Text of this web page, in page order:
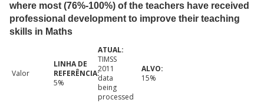
where most (76%-100%) of the teachers have received
professional development to improve their teaching
skills in Maths
Valor
5%
TIMSS
2011
data
being
processed
15%